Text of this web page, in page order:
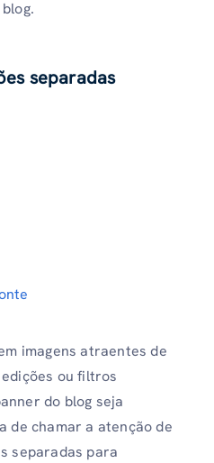
separadas
imagens atraentes de
ou filtros
do blog seja
de chamar a atenção de
separadas para